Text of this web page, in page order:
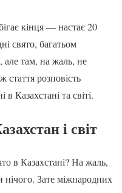
кінця — настає 20
свято, багатьом
але там, на жаль, не
стаття розповість
Казахстані та світі.
і світ
в Казахстані? На жаль,
нічого. Зате міжнародних